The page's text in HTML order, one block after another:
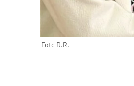
Foto D.R.